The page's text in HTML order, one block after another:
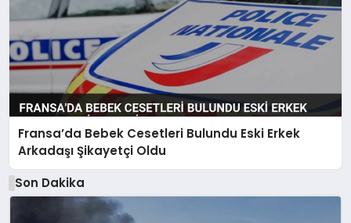
Fransa’da Bebek Cesetleri Bulundu Eski Erkek
Arkadaşı Şikayetçi Oldu
Son Dakika